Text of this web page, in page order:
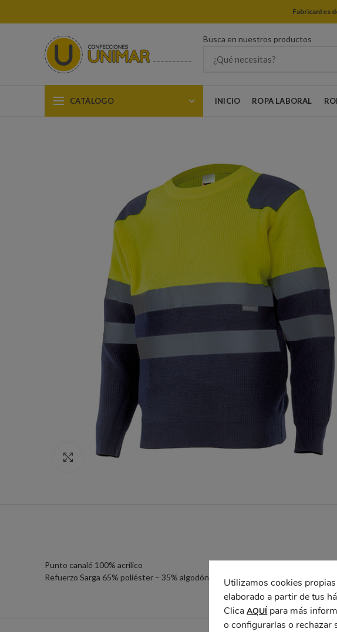
Fabricantes
Busca en nuestros productos
CATÁLOGO INICIO ROPA LABORAL
Click to enlarge
Punto canalé 100% acrílico
Refuerzo Sarga 65% poliéster – 35% algodón
Utilizamos cookies
elaborado a partir de tus
ClicaAQUÍpara más
o configurarlas o